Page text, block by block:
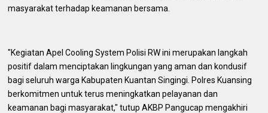
masyarakat terhadap keamanan bersama.
"Kegiatan Apel Cooling System Polisi RW ini merupakan langkah
positif dalam menciptakan lingkungan yang aman dan kondusif
bagi seluruh warga Kabupaten Kuantan Singingi. Polres Kuansing
berkomitmen untuk terus meningkatkan pelayanan dan
keamanan bagi masyarakat," tutup AKBP Pangucap mengakhiri